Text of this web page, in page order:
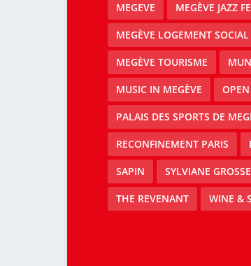
MEGEVE MEGÈVE JAZZ
MEGÈVE LOGEMENT SOCIAL
MEGÈVE TOURISME
MUSIC IN MEGÈVE
PALAIS DES SPORTS DE
RECONFINEMENT PARIS
SAPIN SYLVIANE
THE REVENANT WINE &